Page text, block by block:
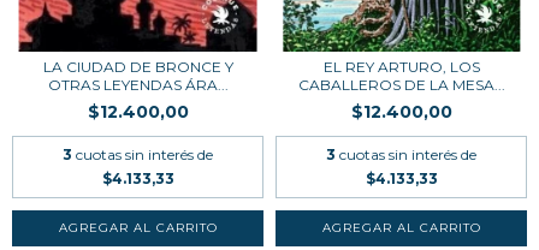
LA CIUDAD DE BRONCE Y
OTRAS LEYENDAS ÁRA...
$12.400,00
3 cuotas sin interés de
$4.133,33
EL REY ARTURO, LOS
CABALLEROS DE LA MESA...
$12.400,00
3 cuotas sin interés de
$4.133,33